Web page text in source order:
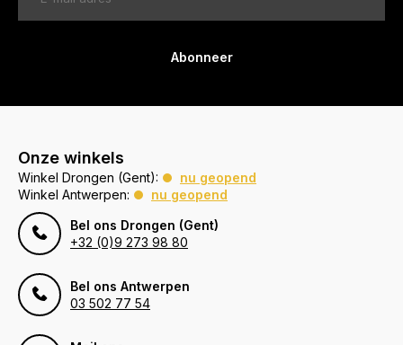
Abonneer
Onze winkels
Winkel Drongen (Gent):
nu geopend
Winkel Antwerpen:
nu geopend
Bel ons Drongen (Gent)
+32 (0)9 273 98 80
Bel ons Antwerpen
03 502 77 54